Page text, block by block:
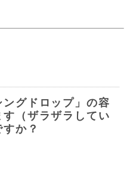
グドロップ」の容
（ザラザラしてい
か？